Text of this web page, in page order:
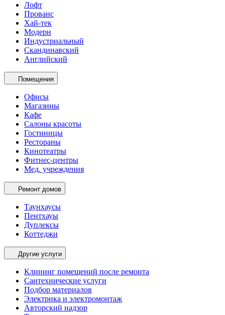
Лофт
Прованс
Хай-тек
Модерн
Индустриальный
Скандинавский
Английский
Помещения
Офисы
Магазины
Кафе
Салоны красоты
Гостиницы
Рестораны
Кинотеатры
Фитнес-центры
Мед. учреждения
Ремонт домов
Таунхаусы
Пентхауы
Дуплексы
Коттеджи
Другие услуги
Клининг помещений после ремонта
Сантехнические услуги
Подбор материалов
Электрика и электромонтаж
Авторский надзор